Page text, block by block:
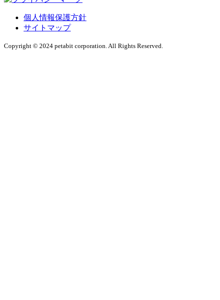
個人情報保護方針
サイトマップ
Copyright © 2024 petabit corporation. All Rights Reserved.